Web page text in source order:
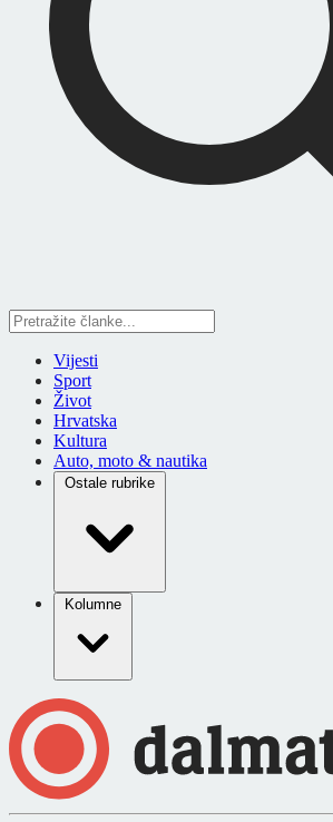
Vijesti
Sport
Život
Hrvatska
Kultura
Auto, moto & nautika
Ostale rubrike
Kolumne